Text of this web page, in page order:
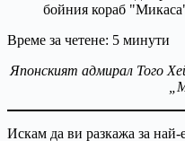
Време за четене: 5 минути
Японският адмирал Того
Искам да ви разкажа за